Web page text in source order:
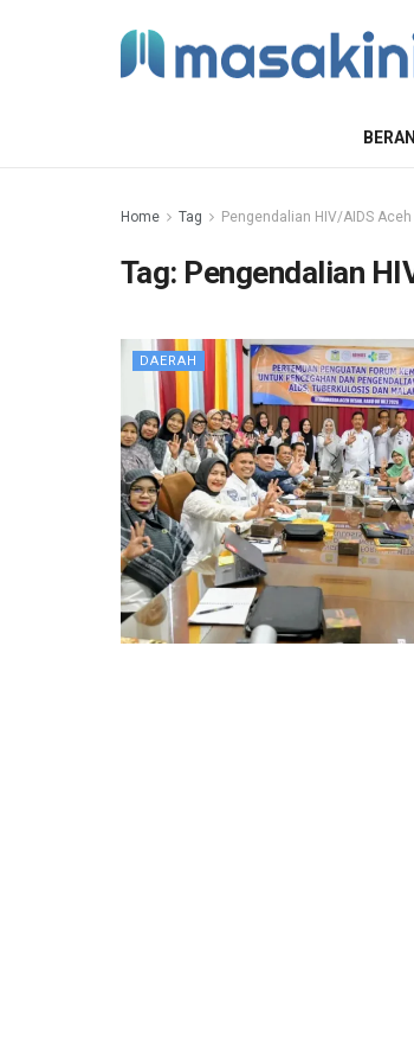
Home Tag Pengendalian HIV/AIDS
Tag: Pengendalian
DAERAH